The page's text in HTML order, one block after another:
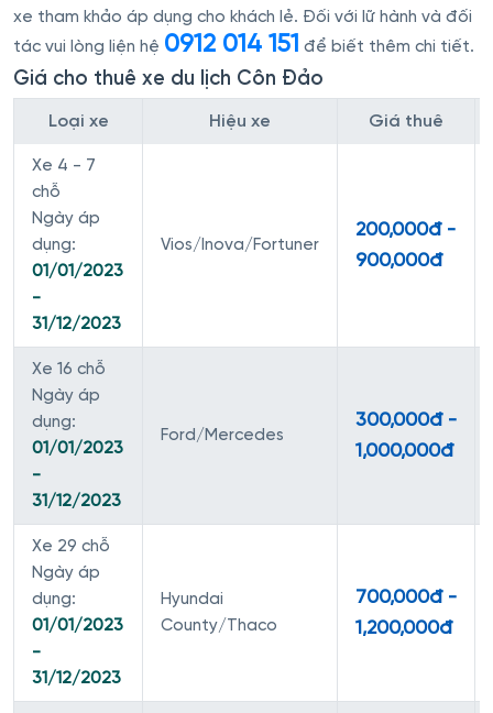
xe tham khảo áp dụng cho khách lẻ. Đối với lữ hành và đối
tác vui lòng liện hệ 0912 014 151 để biết thêm chi tiết.
Giá cho thuê xe du lịch Côn Đảo
Loại xe Hiệu xe Giá thuê
Xe 4 - 7
chỗ
Ngày áp
dụng:
01/01/2023
-
31/12/2023
Vios/Inova/Fortuner
200,000đ -
900,000đ
Xe 16 chỗ
Ngày áp
dụng:
01/01/2023
-
31/12/2023
Ford/Mercedes
300,000đ -
1,000,000đ
Xe 29 chỗ
Ngày áp
dụng:
01/01/2023
-
31/12/2023
Hyundai
County/Thaco
700,000đ -
1,200,000đ